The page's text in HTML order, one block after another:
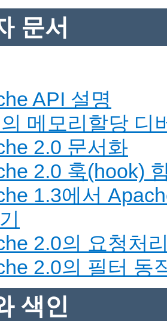
문서
API 설명
메모리할당 디
2.0 문서화
2.0 훅(hook)
1.3에서
2.0의 요청처
2.0의 필터 동
색인